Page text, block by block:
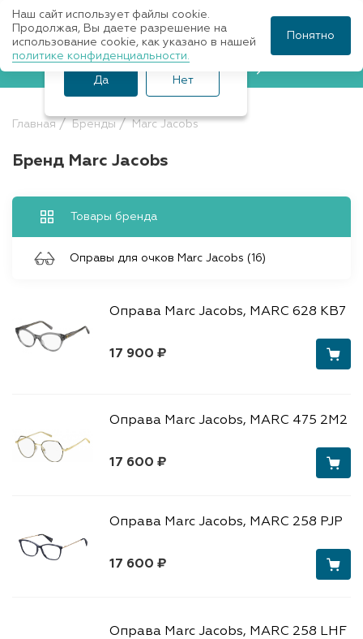
Записаться к врачу
Главная Бренды Marc Jacobs
Бренд Marc Jacobs
Товары бренда
Оправы для очков Marc Jacobs (16)
17 900 ₽
Оправа Marc Jacobs, MARC 628 KB7
17 600 ₽
Оправа Marc Jacobs, MARC 475 2M2
17 600 ₽
Оправа Marc Jacobs, MARC 258 PJP
Оправа Marc Jacobs, MARC 258 LHF
Ваш город Санкт-
Петербург?
Да Нет
Наш сайт использует файлы cookie.
Продолжая, Вы даете разрешение на
использование cookie, как указано в нашей
политике конфиденциальности.
Понятно